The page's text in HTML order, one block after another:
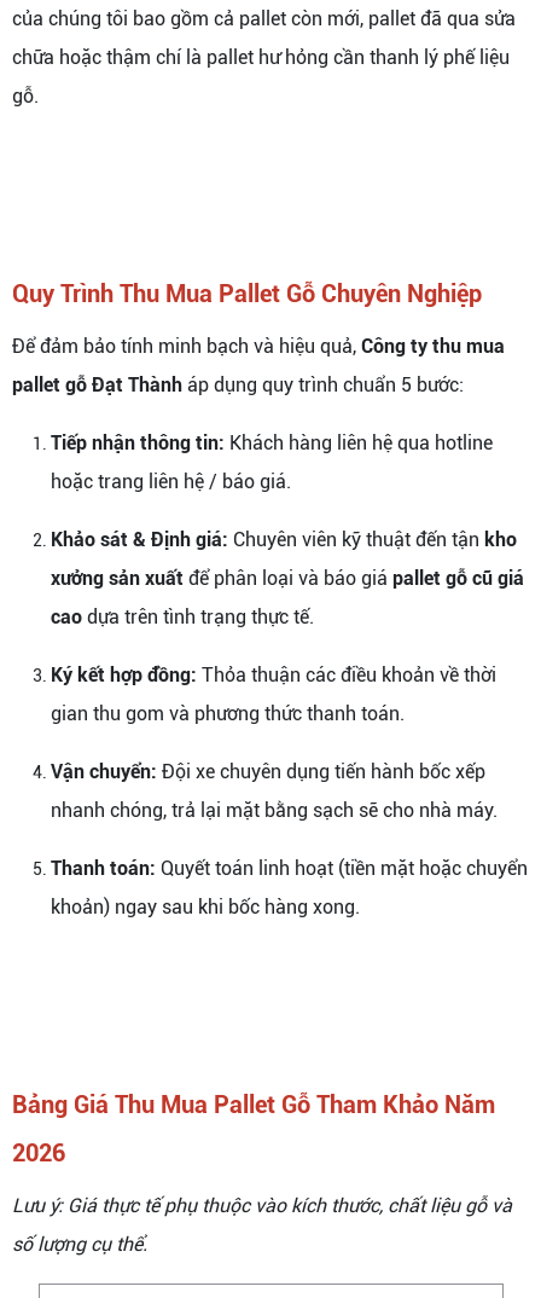
của chúng tôi bao gồm cả pallet còn mới, pallet đã qua sửa
chữa hoặc thậm chí là pallet hư hỏng cần thanh lý phế liệu
gỗ.
Quy Trình Thu Mua Pallet Gỗ Chuyên Nghiệp
Để đảm bảo tính minh bạch và hiệu quả, Công ty thu mua
pallet gỗ Đạt Thành áp dụng quy trình chuẩn 5 bước:
Tiếp nhận thông tin: Khách hàng liên hệ qua hotline
hoặc trang liên hệ / báo giá.
Khảo sát & Định giá: Chuyên viên kỹ thuật đến tận kho
xưởng sản xuất để phân loại và báo giá pallet gỗ cũ giá
cao dựa trên tình trạng thực tế.
Ký kết hợp đồng: Thỏa thuận các điều khoản về thời
gian thu gom và phương thức thanh toán.
Vận chuyển: Đội xe chuyên dụng tiến hành bốc xếp
nhanh chóng, trả lại mặt bằng sạch sẽ cho nhà máy.
Thanh toán: Quyết toán linh hoạt (tiền mặt hoặc chuyển
khoản) ngay sau khi bốc hàng xong.
Bảng Giá Thu Mua Pallet Gỗ Tham Khảo Năm
2026
Lưu ý: Giá thực tế phụ thuộc vào kích thước, chất liệu gỗ và
số lượng cụ thể.